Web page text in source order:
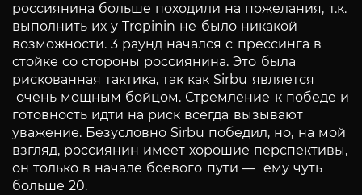
россиянина больше походили на пожелания, т.к.
выполнить их у Tropinin не было никакой
возможности. 3 раунд начался с прессинга в
стойке со стороны россиянина. Это была
рискованная тактика, так как Sirbu является
очень мощным бойцом. Стремление к победе и
готовность идти на риск всегда вызывают
уважение. Безусловно Sirbu победил, но, на мой
взгляд, россиянин имеет хорошие перспективы,
он только в начале боевого пути — ему чуть
больше 20.